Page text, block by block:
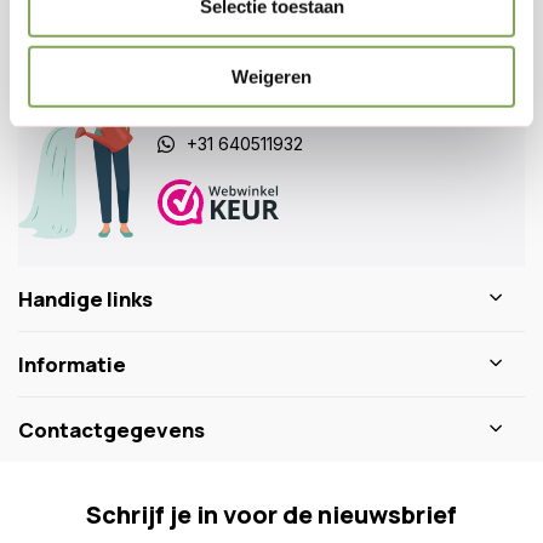
Selectie toestaan
Weigeren
Klantenservice
0346 218 111
info@dewiltfang.nl
+31 640511932
Handige links
Informatie
Contactgegevens
Schrijf je in voor de nieuwsbrief